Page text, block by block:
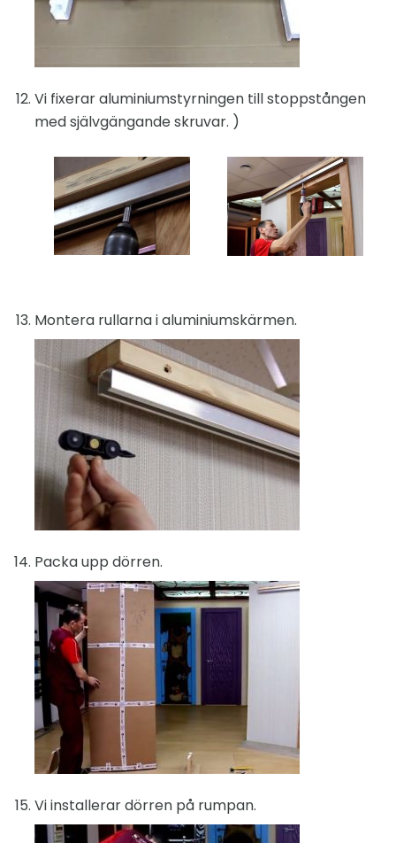
Vi fixerar aluminiumstyrningen till stoppstången
med självgängande skruvar. )
Montera rullarna i aluminiumskärmen.
Packa upp dörren.
Vi installerar dörren på rumpan.